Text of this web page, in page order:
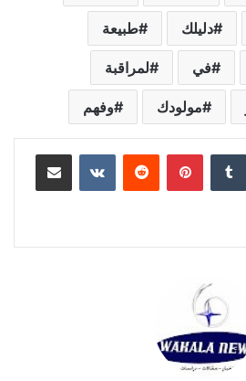
دليلك طبيعة
في لمراقبة
مولودك وفهم
لينكدإن بينتيريست